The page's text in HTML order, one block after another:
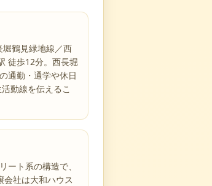
鶴見緑地線／西
徒歩12分。西長堀
通勤・通学や休日
動線を伝えるこ
ト系の構造で、
社は大和ハウス